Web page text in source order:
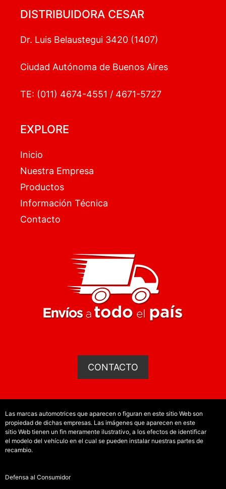
DISTRIBUIDORA CESAR
Dr. Luis Belaustegui 3420 (1407)
Ciudad Autónoma de Buenos Aires
TE: (011) 4674-4551 / 4671-5727
EXPLORE
Inicio
Nuestra Empresa
Productos
Información Técnica
Contacto
CONTACTO
Las marcas automotrices que aparecen o figuran en este sitio Web son
propiedad de dichas empresas. Las imágenes que aparecen en este
sitio Web tienen un fin meramente ilustrativo, a los efectos de identificar
el modelo del vehículo en el cual se pueden instalar nuestras partes de
recambio.
Defensa al Consumidor